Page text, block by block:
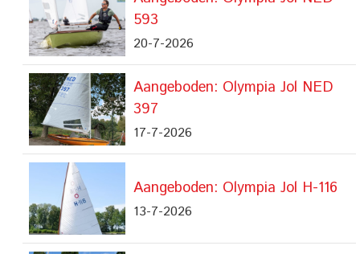
593
20-7-2026
Aangeboden: Olympia Jol NED
397
17-7-2026
Aangeboden: Olympia Jol H-116
13-7-2026